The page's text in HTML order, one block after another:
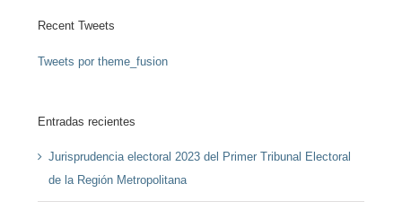
Recent Tweets
Tweets por theme_fusion
Entradas recientes
Jurisprudencia electoral 2023 del Primer Tribunal Electoral
de la Región Metropolitana